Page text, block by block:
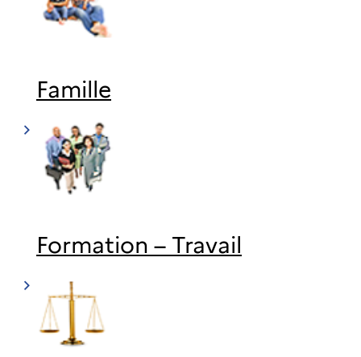
Famille
Formation – Travail